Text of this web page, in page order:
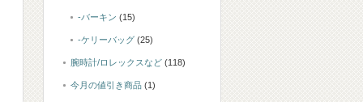
-バーキン (15)
-ケリーバッグ (25)
腕時計/ロレックスなど (118)
今月の値引き商品 (1)